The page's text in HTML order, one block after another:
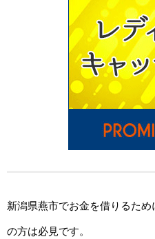
新潟県燕市でお金を借りるた
の方は必見です。